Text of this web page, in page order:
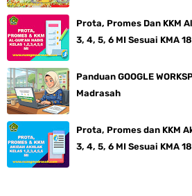
Prota, Promes Dan KKM
3, 4, 5, 6 MI Sesuai KMA
Panduan GOOGLE
Madrasah
Prota, Promes dan KKM
3, 4, 5, 6 MI Sesuai KMA